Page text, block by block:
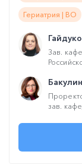
Гериатрия | ВО
Зав.
зав.